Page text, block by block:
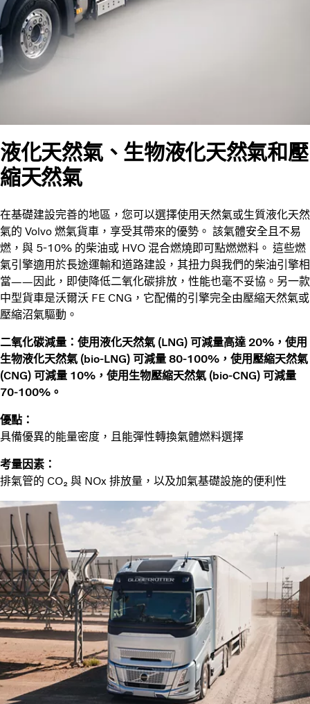
液化天然氣、生物液化天然氣和壓
縮天然氣
在基礎建設完善的地區，您可以選擇使用天然氣或生質液化天然
氣的 Volvo 燃氣貨車，享受其帶來的優勢。 該氣體安全且不易
燃，與 5-10% 的柴油或 HVO 混合燃燒即可點燃燃料。 這些燃
氣引擎適用於長途運輸和道路建設，其扭力與我們的柴油引擎相
當——因此，即使降低二氧化碳排放，性能也毫不妥協。另一款
中型貨車是沃爾沃 FE CNG，它配備的引擎完全由壓縮天然氣或
壓縮沼氣驅動。
二氧化碳減量：使用液化天然氣 (LNG) 可減量高達 20%，使用
生物液化天然氣 (bio-LNG) 可減量 80-100%，使用壓縮天然氣
(CNG) 可減量 10%，使用生物壓縮天然氣 (bio-CNG) 可減量
70-100%。
優點：
具備優異的能量密度，且能彈性轉換氣體燃料選擇
考量因素：
排氣管的 CO₂ 與 NOx 排放量，以及加氣基礎設施的便利性